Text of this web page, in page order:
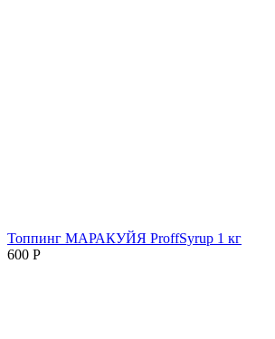
Топпинг МАРАКУЙЯ ProffSyrup 1 кг
600 Р